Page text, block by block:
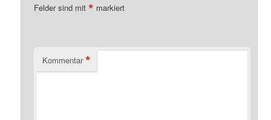
Felder sind mit* markiert
Kommentar *